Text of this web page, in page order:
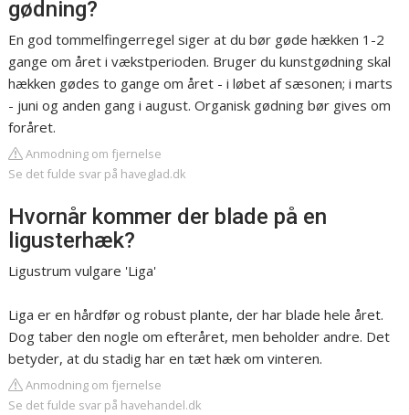
gødning?
En god tommelfingerregel siger at du bør gøde hækken 1-2
gange om året i vækstperioden. Bruger du kunstgødning skal
hækken gødes to gange om året - i løbet af sæsonen; i marts
- juni og anden gang i august. Organisk gødning bør gives om
foråret.
Anmodning om fjernelse
Se det fulde svar på haveglad.dk
Hvornår kommer der blade på en
ligusterhæk?
Ligustrum vulgare 'Liga'
Liga er en hårdfør og robust plante, der har blade hele året.
Dog taber den nogle om efteråret, men beholder andre. Det
betyder, at du stadig har en tæt hæk om vinteren.
Anmodning om fjernelse
Se det fulde svar på havehandel.dk